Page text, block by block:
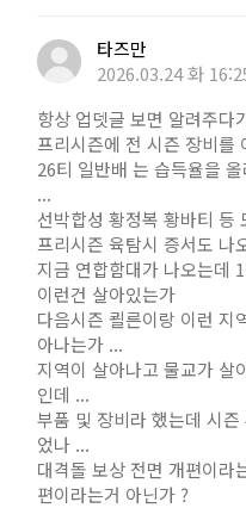
타즈만
2026.03.24 화
항상 업뎃글 보면 알려주다
프리시즌에 전 시즌 장비를
26티 일반배 는 습득율을
...
선박합성 황정복 황바티 등
프리시즌 육탐시 증서도 나
지금 연합함대가 나오는데
이런건 살아있는가
다음시즌 쾰른이랑 이런 지
아나는가 ...
지역이 살아나고 물교가 살
인데 ...
부품 및 장비라 했는데 시
었나 ...
대격돌 보상 전면 개편이라
편이라는거 아닌가 ?